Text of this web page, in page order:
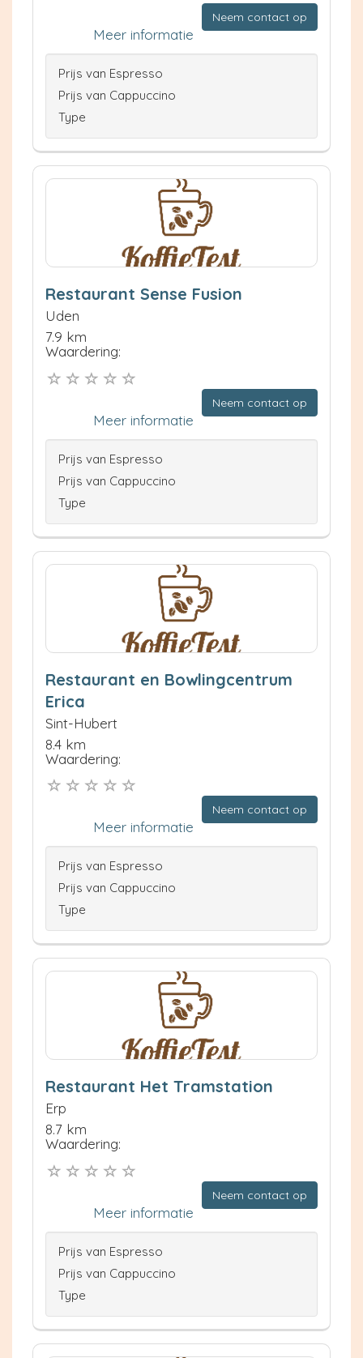
Neem contact op
Meer informatie
Prijs van Espresso
Prijs van Cappuccino
Type
Restaurant Sense Fusion
Uden
7.9 km
Waardering:
Neem contact op
Meer informatie
Prijs van Espresso
Prijs van Cappuccino
Type
Restaurant en Bowlingcentrum
Erica
Sint-Hubert
8.4 km
Waardering:
Neem contact op
Meer informatie
Prijs van Espresso
Prijs van Cappuccino
Type
Restaurant Het Tramstation
Erp
8.7 km
Waardering:
Neem contact op
Meer informatie
Prijs van Espresso
Prijs van Cappuccino
Type